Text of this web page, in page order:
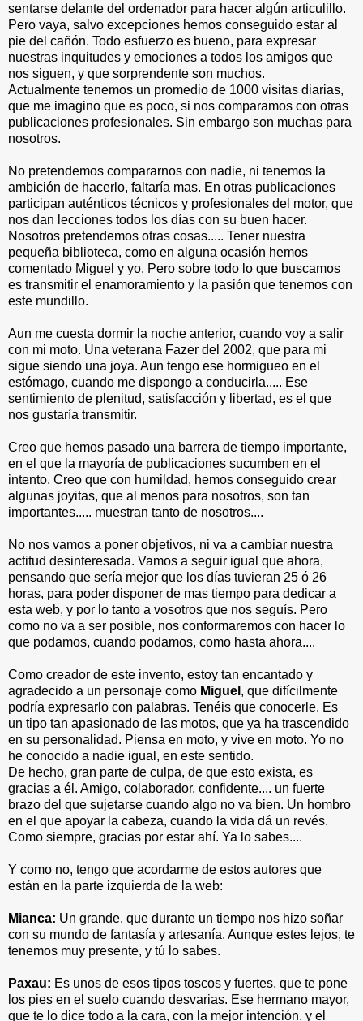
sentarse delante del ordenador para hacer algún articulillo.
Pero vaya, salvo excepciones hemos conseguido estar al
pie del cañón. Todo esfuerzo es bueno, para expresar
nuestras inquitudes y emociones a todos los amigos que
nos siguen, y que sorprendente son muchos.
Actualmente tenemos un promedio de 1000 visitas diarias,
que me imagino que es poco, si nos comparamos con otras
publicaciones profesionales. Sin embargo son muchas para
nosotros.
No pretendemos compararnos con nadie, ni tenemos la
ambición de hacerlo, faltaría mas. En otras publicaciones
participan auténticos técnicos y profesionales del motor, que
nos dan lecciones todos los días con su buen hacer.
Nosotros pretendemos otras cosas..... Tener nuestra
pequeña biblioteca, como en alguna ocasión hemos
comentado Miguel y yo. Pero sobre todo lo que buscamos
es transmitir el enamoramiento y la pasión que tenemos con
este mundillo.
Aun me cuesta dormir la noche anterior, cuando voy a salir
con mi moto. Una veterana Fazer del 2002, que para mi
sigue siendo una joya. Aun tengo ese hormigueo en el
estómago, cuando me dispongo a conducirla..... Ese
sentimiento de plenitud, satisfacción y libertad, es el que
nos gustaría transmitir.
Creo que hemos pasado una barrera de tiempo importante,
en el que la mayoría de publicaciones sucumben en el
intento. Creo que con humildad, hemos conseguido crear
algunas joyitas, que al menos para nosotros, son tan
importantes..... muestran tanto de nosotros....
No nos vamos a poner objetivos, ni va a cambiar nuestra
actitud desinteresada. Vamos a seguir igual que ahora,
pensando que sería mejor que los días tuvieran 25 ó 26
horas, para poder disponer de mas tiempo para dedicar a
esta web, y por lo tanto a vosotros que nos seguís. Pero
como no va a ser posible, nos conformaremos con hacer lo
que podamos, cuando podamos, como hasta ahora....
Como creador de este invento, estoy tan encantado y
agradecido a un personaje como Miguel , que difícilmente
podría expresarlo con palabras. Tenéis que conocerle. Es
un tipo tan apasionado de las motos, que ya ha trascendido
en su personalidad. Piensa en moto, y vive en moto. Yo no
he conocido a nadie igual, en este sentido.
De hecho, gran parte de culpa, de que esto exista, es
gracias a él. Amigo, colaborador, confidente.... un fuerte
brazo del que sujetarse cuando algo no va bien. Un hombro
en el que apoyar la cabeza, cuando la vida dá un revés.
Como siempre, gracias por estar ahí. Ya lo sabes....
Y como no, tengo que acordarme de estos autores que
están en la parte izquierda de la web:
Mianca: Un grande, que durante un tiempo nos hizo soñar
con su mundo de fantasía y artesanía. Aunque estes lejos, te
tenemos muy presente, y tú lo sabes.
Paxau: Es unos de esos tipos toscos y fuertes, que te pone
los pies en el suelo cuando desvarias. Ese hermano mayor,
que te lo dice todo a la cara, con la mejor intención, y el